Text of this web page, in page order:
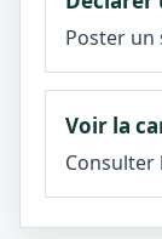
Poster un
Voir la
Consulter